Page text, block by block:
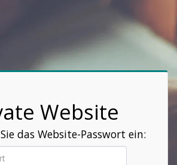
Website
das Website-Passwort ein: